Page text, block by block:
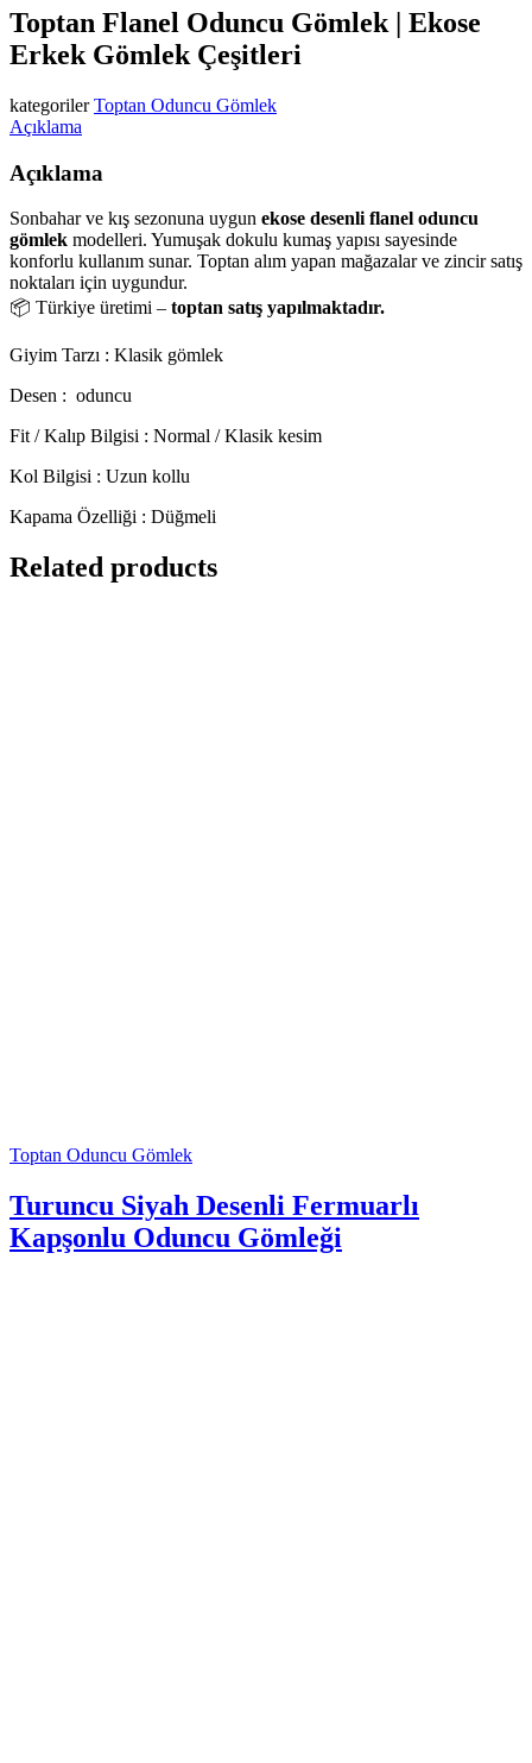
Toptan Flanel Oduncu Gömlek | Ekose
Erkek Gömlek Çeşitleri
kategoriler Toptan Oduncu Gömlek
Açıklama
Açıklama
Sonbahar ve kış sezonuna uygun ekose desenli flanel oduncu
gömlek modelleri. Yumuşak dokulu kumaş yapısı sayesinde
konforlu kullanım sunar. Toptan alım yapan mağazalar ve zincir satış
noktaları için uygundur.
📦 Türkiye üretimi – toptan satış yapılmaktadır.
Giyim Tarzı : Klasik gömlek
Desen : oduncu
Fit / Kalıp Bilgisi : Normal / Klasik kesim
Kol Bilgisi : Uzun kollu
Kapama Özelliği : Düğmeli
Related products
Toptan Oduncu Gömlek
Turuncu Siyah Desenli Fermuarlı
Kapşonlu Oduncu Gömleği